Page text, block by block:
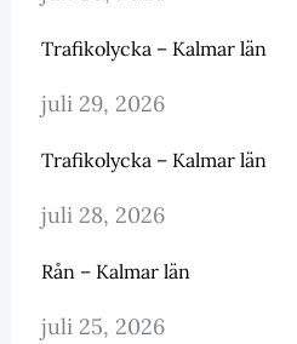
Trafikolycka – Kalmar län
juli 29, 2026
Trafikolycka – Kalmar län
juli 28, 2026
Rån – Kalmar län
juli 25, 2026